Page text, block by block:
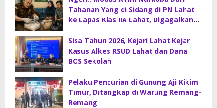
Tahanan Yang di Sidang di PN Lahat
ke Lapas Klas IIA Lahat, Digagalkan
Sisa Tahun 2026, Kejari Lahat Kejar
Kasus Alkes RSUD Lahat dan Dana
BOS Sekolah
Pelaku Pencurian di Gunung Aji Kikim
Timur, Ditangkap di Warung Remang-
Remang